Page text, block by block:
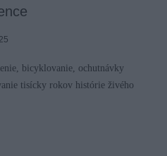
bicyklovanie, ochutnávky
tisícky rokov histórie živého